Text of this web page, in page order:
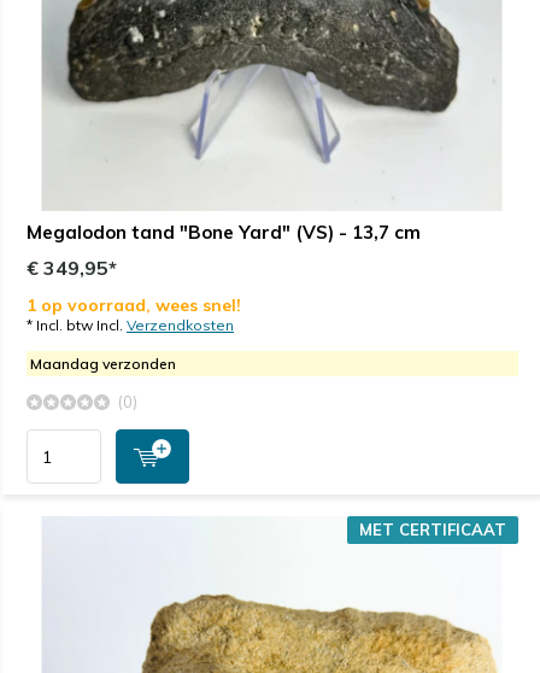
Megalodon tand "Bone Yard" (VS) - 13,7 cm
€ 349,95*
1 op voorraad, wees snel!
* Incl. btw Incl. Verzendkosten
Maandag verzonden
(0)
MET CERTIFICAAT